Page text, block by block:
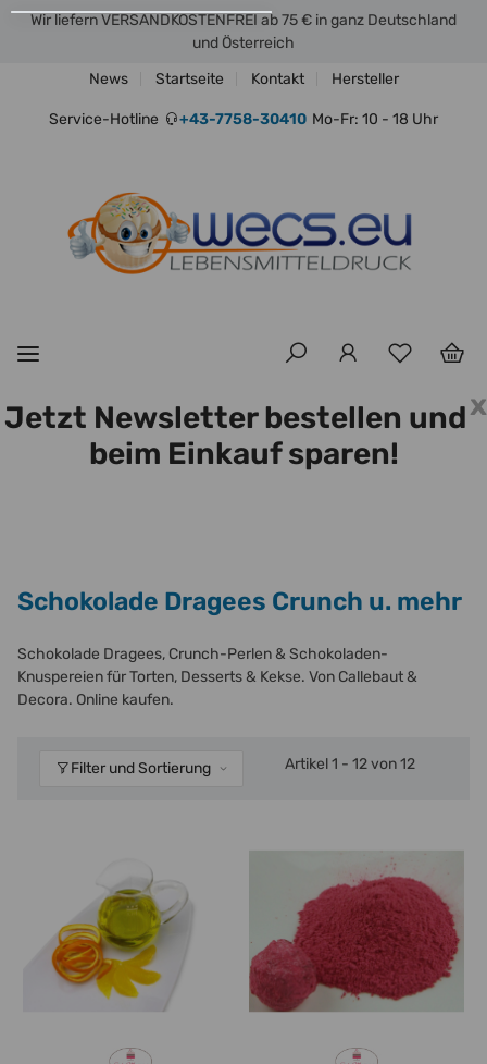
Wir liefern VERSANDKOSTENFREI ab 75 € in ganz Deutschland
und Österreich
News
Startseite Kontakt Hersteller
Service-Hotline +43-7758-30410 Mo-Fr: 10 - 18 Uhr
x
Jetzt Newsletter bestellen und
beim Einkauf sparen!
Schokolade Dragees Crunch u. mehr
Schokolade Dragees, Crunch-Perlen & Schokoladen-
Knuspereien für Torten, Desserts & Kekse. Von Callebaut &
Decora. Online kaufen.
Filter und Sortierung Artikel 1 - 12 von 12